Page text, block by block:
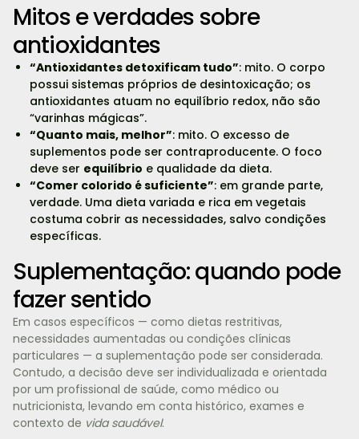
Mitos e verdades sobre
antioxidantes
“Antioxidantes detoxificam tudo”: mito. O corpo
possui sistemas próprios de desintoxicação; os
antioxidantes atuam no equilíbrio redox, não são
“varinhas mágicas”.
“Quanto mais, melhor”: mito. O excesso de
suplementos pode ser contraproducente. O foco
deve ser equilíbrio e qualidade da dieta.
“Comer colorido é suficiente”: em grande parte,
verdade. Uma dieta variada e rica em vegetais
costuma cobrir as necessidades, salvo condições
específicas.
Suplementação: quando pode
fazer sentido
Em casos específicos — como dietas restritivas,
necessidades aumentadas ou condições clínicas
particulares — a suplementação pode ser considerada.
Contudo, a decisão deve ser individualizada e orientada
por um profissional de saúde, como médico ou
nutricionista, levando em conta histórico, exames e
contexto de vida saudável.